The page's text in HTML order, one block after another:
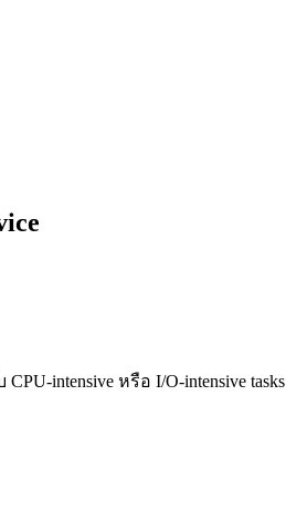
intensive หรือ I/O-intensive tasks